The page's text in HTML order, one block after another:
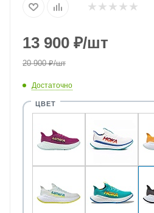
13 900 ₽/шт
20 900₽/шт
Достаточно